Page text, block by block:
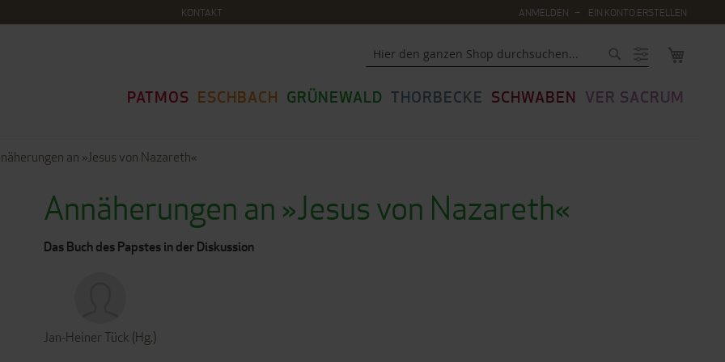
KONTAKT ANMELDEN EIN KONTO ERSTELLEN
PATMOS ESCHBACH GRÜNEWALD THORBECKE SCHWABEN VER SACRUM
an »Jesus von Nazareth«
Annäherungen an »Jesus von Nazareth«
Das Buch des Papstes in der Diskussion
Jan-Heiner Tück (Hg.)